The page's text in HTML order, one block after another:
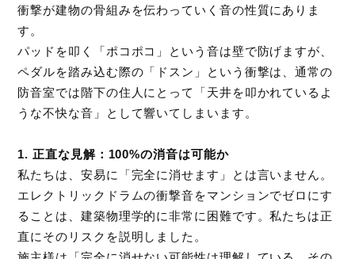
衝撃が建物の骨組みを伝わっていく音の性質にありま
す。
パッドを叩く「ポコポコ」という音は壁で防げますが、
ペダルを踏み込む際の「ドスン」という衝撃は、通常の
防音室では階下の住人にとって「天井を叩かれているよ
うな不快な音」として響いてしまいます。
1. 正直な見解：100%の消音は可能か
私たちは、安易に「完全に消せます」とは言いません。
エレクトリックドラムの衝撃音をマンションでゼロにす
ることは、建築物理学的に非常に困難です。私たちは正
直にそのリスクを説明しました。